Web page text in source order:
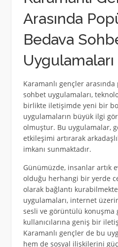
Arasında
Bedava
Uygulamaları
Karamanlı gençler
sohbet uygulamaları,
birlikte iletişimde yeni bir
uygulamaların büyük ilgi
olmuştur. Bu uygulamalar,
etkileşimi artırarak
imkanı sunmaktadır.
Günümüzde, insanlar artık
olduğu herhangi bir yerde
olarak bağlantı
uygulamaları, internet
sesli ve görüntülü konuşma
kullanıcılarına geniş bir
Karamanlı gençler de bu
hem de sosyal ilişkilerini